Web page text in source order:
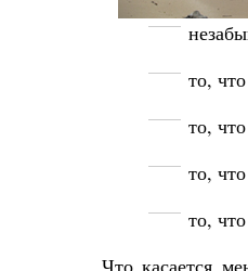
то,
то,
то,
то,
Что касается